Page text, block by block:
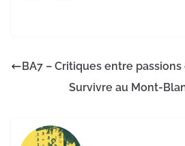
BA7 – Critiques entre
Survivre au Mont-